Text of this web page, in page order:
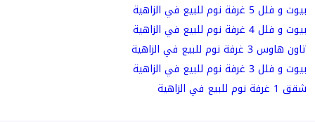
بيوت و فلل 5 غرفة نوم للبيع في الزاهية
بيوت و فلل 4 غرفة نوم للبيع في الزاهية
تاون هاوس 3 غرفة نوم للبيع في الزاهية
بيوت و فلل 3 غرفة نوم للبيع في الزاهية
شقق 1 غرفة نوم للبيع في الزاهية